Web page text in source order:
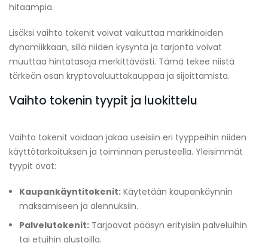
hitaampia.
Lisäksi vaihto tokenit voivat vaikuttaa markkinoiden
dynamiikkaan, sillä niiden kysyntä ja tarjonta voivat
muuttaa hintatasoja merkittävästi. Tämä tekee niistä
tärkeän osan kryptovaluuttakauppaa ja sijoittamista.
Vaihto tokenin tyypit ja luokittelu
Vaihto tokenit voidaan jakaa useisiin eri tyyppeihin niiden
käyttötarkoituksen ja toiminnan perusteella. Yleisimmät
tyypit ovat:
Kaupankäyntitokenit: Käytetään kaupankäynnin
maksamiseen ja alennuksiin.
Palvelutokenit: Tarjoavat pääsyn erityisiin palveluihin
tai etuihin alustoilla.